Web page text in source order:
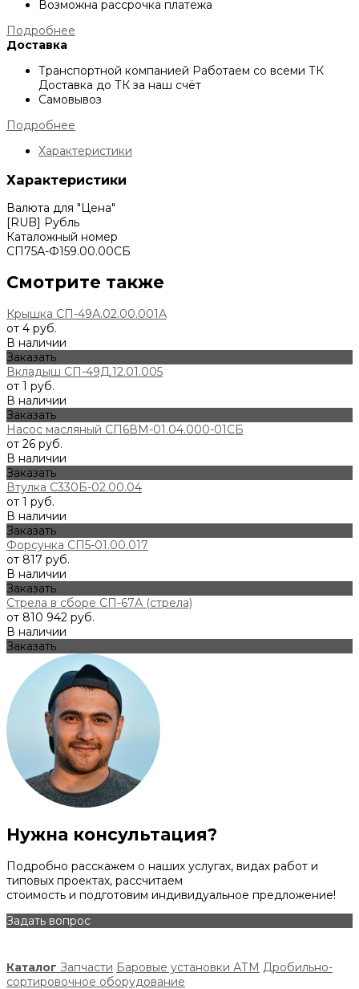
Возможна рассрочка платежа
Подробнее
Доставка
Транспортной компанией Работаем со всеми ТК
Доставка до ТК за наш счёт
Самовывоз
Подробнее
Характеристики
Характеристики
Валюта для "Цена"
[RUB] Рубль
Каталожный номер
СП75А-Ф159.00.00СБ
Смотрите также
Крышка СП-49А.02.00.001А
от 4 руб.
В наличии
Заказать
Вкладыш СП-49Д.12.01.005
от 1 руб.
В наличии
Заказать
Насос масляный СП6ВМ-01.04.000-01СБ
от 26 руб.
В наличии
Заказать
Втулка С330Б-02.00.04
от 1 руб.
В наличии
Заказать
Форсунка СП5-01.00.017
от 817 руб.
В наличии
Заказать
Стрела в сборе СП-67А (стрела)
от 810 942 руб.
В наличии
Заказать
Нужна консультация?
Подробно расскажем о наших услугах, видах работ и
типовых проектах, рассчитаем
стоимость и подготовим индивидуальное предложение!
Задать вопрос
Каталог Запчасти Баровые установки АТМ Дробильно-
сортировочное оборудование